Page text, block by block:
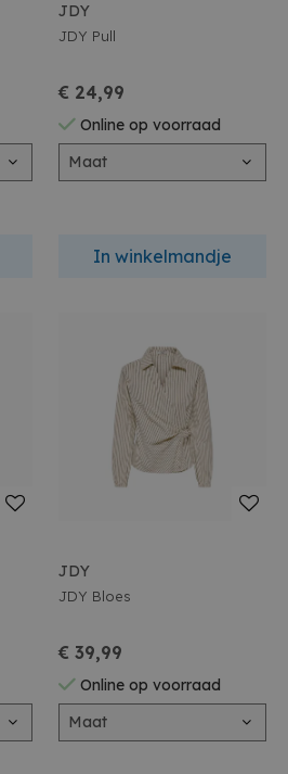
JDY
JDY Pull
€ 24,99
Online op voorraad
Maat
In winkelmandje
JDY
JDY Bloes
€ 39,99
Online op voorraad
Maat